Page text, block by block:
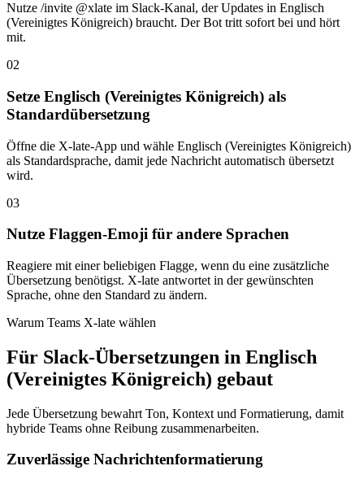
Nutze /invite @xlate im Slack-Kanal, der Updates in Englisch
(Vereinigtes Königreich) braucht. Der Bot tritt sofort bei und hört
mit.
02
Setze Englisch (Vereinigtes Königreich) als
Standardübersetzung
Öffne die X-late-App und wähle Englisch (Vereinigtes Königreich)
als Standardsprache, damit jede Nachricht automatisch übersetzt
wird.
03
Nutze Flaggen-Emoji für andere Sprachen
Reagiere mit einer beliebigen Flagge, wenn du eine zusätzliche
Übersetzung benötigst. X-late antwortet in der gewünschten
Sprache, ohne den Standard zu ändern.
Warum Teams X-late wählen
Für Slack-Übersetzungen in Englisch
(Vereinigtes Königreich) gebaut
Jede Übersetzung bewahrt Ton, Kontext und Formatierung, damit
hybride Teams ohne Reibung zusammenarbeiten.
Zuverlässige Nachrichtenformatierung